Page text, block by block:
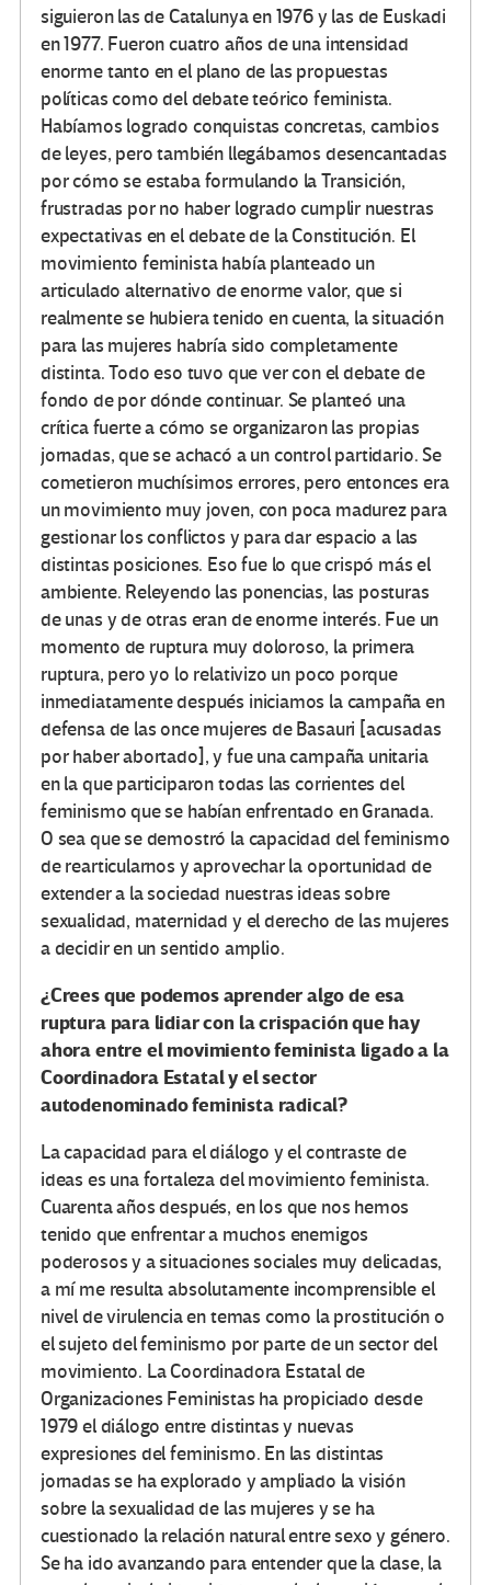
siguieron las de Catalunya en 1976 y las de Euskadi
en 1977. Fueron cuatro años de una intensidad
enorme tanto en el plano de las propuestas
políticas como del debate teórico feminista.
Habíamos logrado conquistas concretas, cambios
de leyes, pero también llegábamos desencantadas
por cómo se estaba formulando la Transición,
frustradas por no haber logrado cumplir nuestras
expectativas en el debate de la Constitución. El
movimiento feminista había planteado un
articulado alternativo de enorme valor, que si
realmente se hubiera tenido en cuenta, la situación
para las mujeres habría sido completamente
distinta. Todo eso tuvo que ver con el debate de
fondo de por dónde continuar. Se planteó una
crítica fuerte a cómo se organizaron las propias
jornadas, que se achacó a un control partidario. Se
cometieron muchísimos errores, pero entonces era
un movimiento muy joven, con poca madurez para
gestionar los conflictos y para dar espacio a las
distintas posiciones. Eso fue lo que crispó más el
ambiente. Releyendo las ponencias, las posturas
de unas y de otras eran de enorme interés. Fue un
momento de ruptura muy doloroso, la primera
ruptura, pero yo lo relativizo un poco porque
inmediatamente después iniciamos la campaña en
defensa de las once mujeres de Basauri [acusadas
por haber abortado], y fue una campaña unitaria
en la que participaron todas las corrientes del
feminismo que se habían enfrentado en Granada.
O sea que se demostró la capacidad del feminismo
de rearticularnos y aprovechar la oportunidad de
extender a la sociedad nuestras ideas sobre
sexualidad, maternidad y el derecho de las mujeres
a decidir en un sentido amplio.
¿Crees que podemos aprender algo de esa
ruptura para lidiar con la crispación que hay
ahora entre el movimiento feminista ligado a la
Coordinadora Estatal y el sector
autodenominado feminista radical?
La capacidad para el diálogo y el contraste de
ideas es una fortaleza del movimiento feminista.
Cuarenta años después, en los que nos hemos
tenido que enfrentar a muchos enemigos
poderosos y a situaciones sociales muy delicadas,
a mí me resulta absolutamente incomprensible el
nivel de virulencia en temas como la prostitución o
el sujeto del feminismo por parte de un sector del
movimiento. La Coordinadora Estatal de
Organizaciones Feministas ha propiciado desde
1979 el diálogo entre distintas y nuevas
expresiones del feminismo. En las distintas
jornadas se ha explorado y ampliado la visión
sobre la sexualidad de las mujeres y se ha
cuestionado la relación natural entre sexo y género.
Se ha ido avanzando para entender que la clase, la